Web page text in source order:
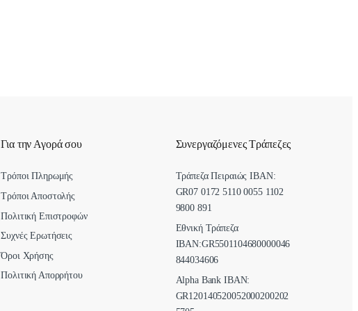
Για την Αγορά σου
Τρόποι Πληρωμής
Τρόποι Αποστολής
Πολιτική Επιστροφών
Συχνές Ερωτήσεις
Όροι Χρήσης
Πολιτική Απορρήτου
Συνεργαζόμενες Τράπεζες
Τράπεζα Πειραιώς IBAN:
GR07 0172 5110 0055 1102
9800 891
Εθνική Τράπεζα
ΙΒΑΝ:GR5501104680000046
844034606
Alpha Bank ΙΒΑΝ:
GR120140520052000200202